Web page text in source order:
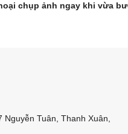
chụp ảnh ngay khi vừa
Tuân, Thanh Xuân,